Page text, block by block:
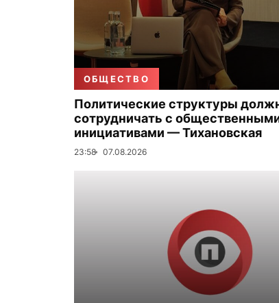
ОБЩЕСТВО
Политические структуры
сотрудничать с
инициативами — Тихановская
23:58 07.08.2026